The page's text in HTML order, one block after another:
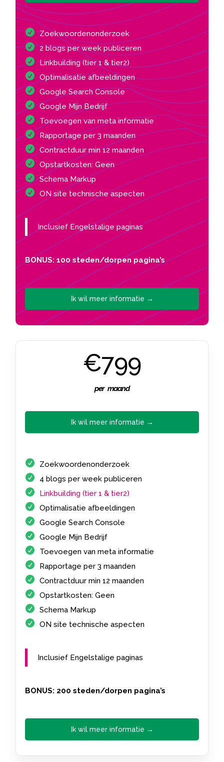
Zoekwoordenonderzoek
2 blogs per week publiceren
Linkbuilding (tier 1 & tier2)
Optimalisatie afbeeldingen
Google Search Console
Google Mijn Bedrijf
Toevoegen van meta informatie
Rapportage per 3 maanden
Contractduur min 12 maanden
Opstartkosten: Geen
Schema Markup
ON site technische aspecten
Inclusief Engelstalige paginas
BONUS: 100 steden/dorpen pagina’s
Ik wil meer informatie →
€799
per maand
Ik wil meer informatie →
Zoekwoordenonderzoek
4 blogs per week publiceren
Linkbuilding (tier 1 & tier2)
Optimalisatie afbeeldingen
Google Search Console
Google Mijn Bedrijf
Toevoegen van meta informatie
Rapportage per 3 maanden
Contractduur min 12 maanden
Opstartkosten: Geen
Schema Markup
ON site technische aspecten
Inclusief Engelstalige paginas
BONUS: 200 steden/dorpen pagina’s
Ik wil meer informatie →